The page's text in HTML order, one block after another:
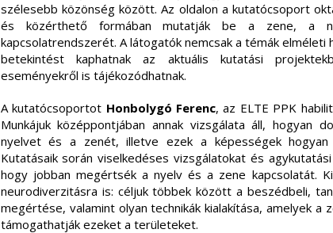
szélesebb közönség között. Az oldalon a kutatócsoport
és közérthető formában mutatják be a zene, a
kapcsolatrendszerét. A látogatók nemcsak a témák elméleti
betekintést kaphatnak az aktuális kutatási
eseményekről is tájékozódhatnak.
A kutatócsoportot Honbolygó Ferenc, az ELTE PPK
Munkájuk középpontjában annak vizsgálata áll, hogyan
nyelvet és a zenét, illetve ezek a képességek hogyan
Kutatásaik során viselkedéses vizsgálatokat és
hogy jobban megértsék a nyelv és a zene kapcsolatát.
neurodiverzitásra is: céljuk többek között a beszédbeli,
megértése, valamint olyan technikák kialakítása, amelyek
támogathatják ezeket a területeket.